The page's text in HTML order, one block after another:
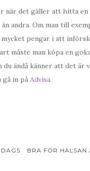
när det gäller att hitta en
andra. Om man till
pengar i att
måste man köpa en
ändå känner att det är
gå in på Advisa.
BRA FÖR HÄLSAN